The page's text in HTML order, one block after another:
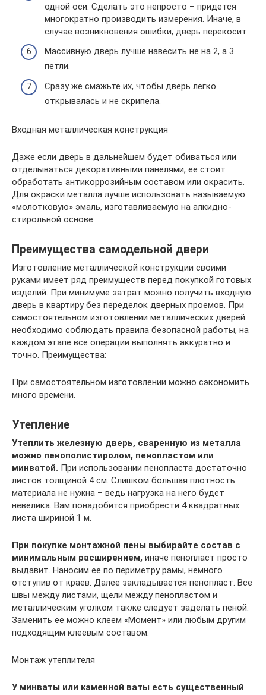
одной оси. Сделать это непросто – придется
многократно производить измерения. Иначе, в
случае возникновения ошибки, дверь перекосит.
Массивную дверь лучше навесить не на 2, а 3
петли.
Сразу же смажьте их, чтобы дверь легко
открывалась и не скрипела.
Входная металлическая конструкция
Даже если дверь в дальнейшем будет обиваться или
отделываться декоративными панелями, ее стоит
обработать антикоррозийным составом или окрасить.
Для окраски металла лучше использовать называемую
«молотковую» эмаль, изготавливаемую на алкидно-
стирольной основе.
Преимущества самодельной двери
Изготовление металлической конструкции своими
руками имеет ряд преимуществ перед покупкой готовых
изделий. При минимуме затрат можно получить входную
дверь в квартиру без переделок дверных проемов. При
самостоятельном изготовлении металлических дверей
необходимо соблюдать правила безопасной работы, на
каждом этапе все операции выполнять аккуратно и
точно. Преимущества:
При самостоятельном изготовлении можно сэкономить
много времени.
Утепление
Утеплить железную дверь, сваренную из металла
можно пенополистиролом, пенопластом или
минватой. При использовании пенопласта достаточно
листов толщиной 4 см. Слишком большая плотность
материала не нужна – ведь нагрузка на него будет
невелика. Вам понадобится приобрести 4 квадратных
листа шириной 1 м.
При покупке монтажной пены выбирайте состав с
минимальным расширением, иначе пенопласт просто
выдавит. Наносим ее по периметру рамы, немного
отступив от краев. Далее закладывается пенопласт. Все
швы между листами, щели между пенопластом и
металлическим уголком также следует заделать пеной.
Заменить ее можно клеем «Момент» или любым другим
подходящим клеевым составом.
Монтаж утеплителя
У минваты или каменной ваты есть существенный